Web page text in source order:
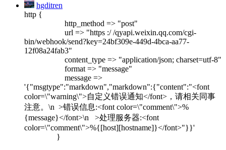
hgditren
http {
http_method => "post"
url => "https :/ /qyapi.weixin.qq.com/cgi-
bin/webhook/send?key=24bf309e-449d-4bca-aa77-
12f08a24fab3"
content_type => "application/json; charset=utf-8"
format => "message"
message =>
'{"msgtype":"markdown","markdown":{"content":"<font
color=\"warning\">自定义错误通知</font>，请相关同事
注意。\n >错误信息:<font color=\"comment\">%
{message}</font>\n >处理服务器:<font
color=\"comment\">%{[host][hostname]}</font>"}}'
}